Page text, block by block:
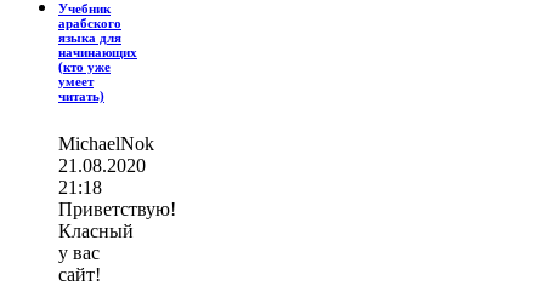
Учебник
арабского
языка для
начинающих
(кто уже
умеет
читать)
MichaelNok
21.08.2020
21:18
Приветствую!
Класный
у вас
сайт!